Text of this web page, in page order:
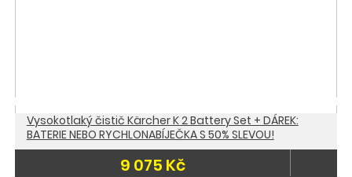
Vysokotlaký čistič Kärcher K 2 Battery Set + DÁREK:
BATERIE NEBO RYCHLONABÍJEČKA S 50% SLEVOU!
9 075 Kč